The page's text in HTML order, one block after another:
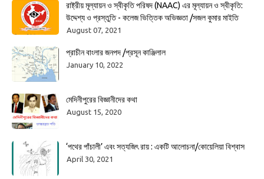
রাষ্ট্রীয় মূল্যায়ন ও স্বীকৃতি পরিষদ (NAAC) এর মূল্যায়ন ও স্বীকৃতি:
উদ্দেশ্য ও প্রস্তুতি - কলেজ ভিত্তিক অভিজ্ঞতা /সজল কুমার মাইতি
August 07, 2021
প্রাচীন বাংলার জনপদ /প্রসূন কাঞ্জিলাল
January 10, 2022
মেদিনীপুরের বিজ্ঞানীদের কথা
August 15, 2020
‘পথের পাঁচালী’ এবং সত্যজিৎ রায় : একটি আলোচনা/কোয়েলিয়া বিশ্বাস
April 30, 2021